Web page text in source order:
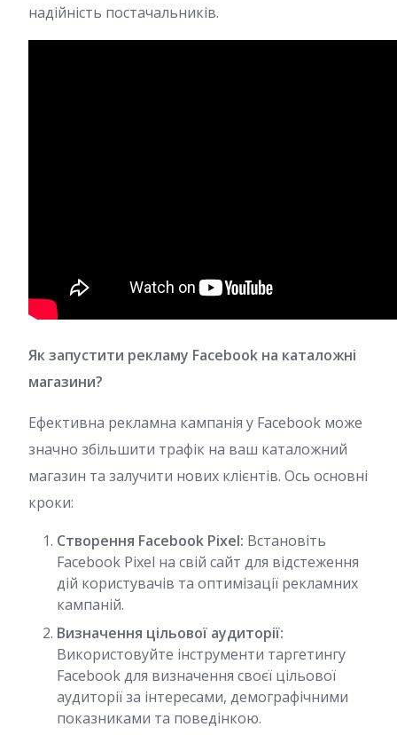
надійність постачальників.
Як запустити рекламу Facebook на каталожні
магазини?
Ефективна рекламна кампанія у Facebook може
значно збільшити трафік на ваш каталожний
магазин та залучити нових клієнтів. Ось основні
кроки:
Створення Facebook Pixel: Встановіть
Facebook Pixel на свій сайт для відстеження
дій користувачів та оптимізації рекламних
кампаній.
Визначення цільової аудиторії:
Використовуйте інструменти таргетингу
Facebook для визначення своєї цільової
аудиторії за інтересами, демографічними
показниками та поведінкою.